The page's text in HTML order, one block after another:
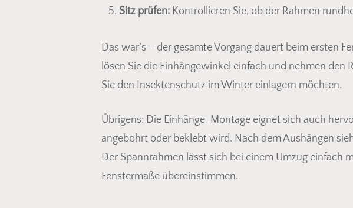
Sitz prüfen: Kontrollieren Sie, ob der Rahmen
Das war’s – der gesamte Vorgang dauert beim ersten
lösen Sie die Einhängewinkel einfach und nehmen
Sie den Insektenschutz im Winter einlagern möchten.
Übrigens: Die Einhänge-Montage eignet sich auch
angebohrt oder beklebt wird. Nach dem Aushängen
Der Spannrahmen lässt sich bei einem Umzug
Fenstermaße übereinstimmen.